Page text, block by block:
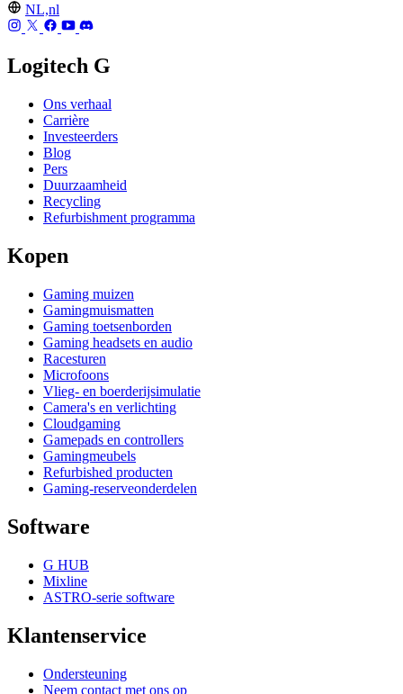
NL,nl
Logitech G
Ons verhaal
Carrière
Investeerders
Blog
Pers
Duurzaamheid
Recycling
Refurbishment programma
Kopen
Gaming muizen
Gamingmuismatten
Gaming toetsenborden
Gaming headsets en audio
Racesturen
Microfoons
Vlieg- en boerderijsimulatie
Camera's en verlichting
Cloudgaming
Gamepads en controllers
Gamingmeubels
Refurbished producten
Gaming-reserveonderdelen
Software
G HUB
Mixline
ASTRO-serie software
Klantenservice
Ondersteuning
Neem contact met ons op